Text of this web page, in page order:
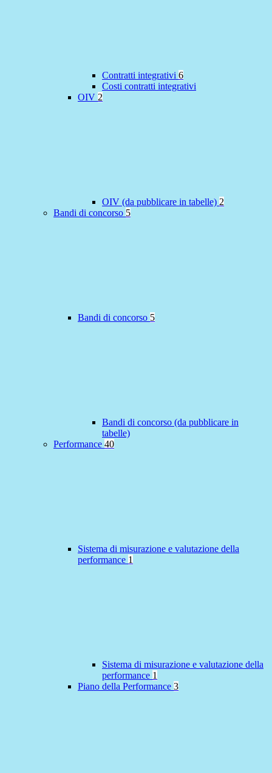
Contratti integrativi 6
Costi contratti integrativi
OIV 2
OIV (da pubblicare in tabelle) 2
Bandi di concorso 5
Bandi di concorso 5
Bandi di concorso (da pubblicare in
tabelle)
Performance 40
Sistema di misurazione e valutazione della
performance 1
Sistema di misurazione e valutazione della
performance 1
Piano della Performance 3